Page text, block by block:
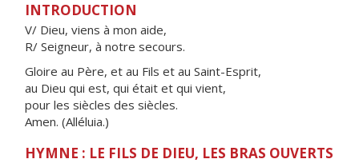
INTRODUCTION
V/ Dieu, viens à mon aide,
R/ Seigneur, à notre secours.
Gloire au Père, et au Fils et au Saint-Esprit,
au Dieu qui est, qui était et qui vient,
pour les siècles des siècles.
Amen. (Alléluia.)
HYMNE : LE FILS DE DIEU, LES BRAS OUVERTS